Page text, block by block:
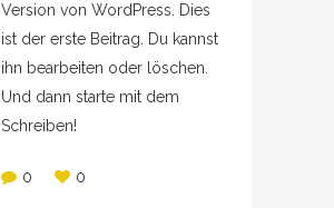
Version von WordPress. Dies
ist der erste Beitrag. Du kannst
ihn bearbeiten oder löschen.
Und dann starte mit dem
Schreiben!
0 0